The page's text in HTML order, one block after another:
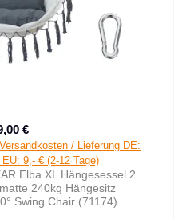
Verkaufspreis:
€
/ Lieferung DE:
9,- € (2-12 Tage)
Elba XL Hängesessel 2
240kg Hängesitz
Swing Chair (71174)